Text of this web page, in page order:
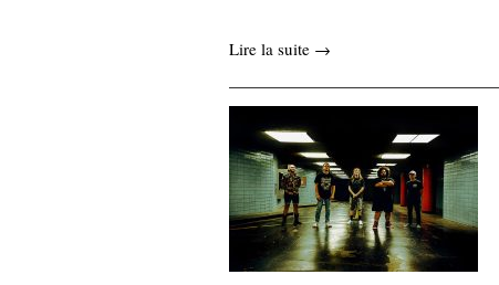
Lire la suite →